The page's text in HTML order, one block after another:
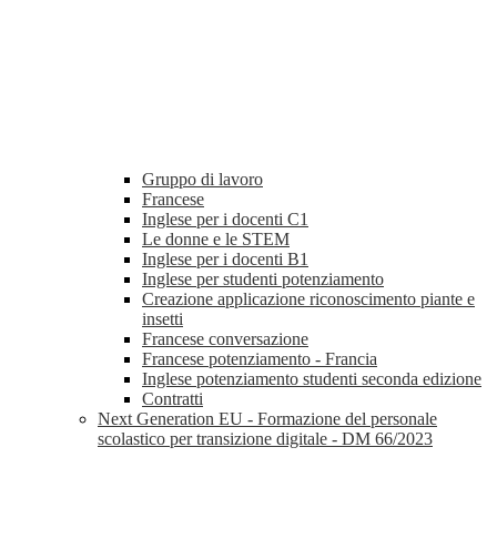
Gruppo di lavoro
Francese
Inglese per i docenti C1
Le donne e le STEM
Inglese per i docenti B1
Inglese per studenti potenziamento
Creazione applicazione riconoscimento piante e
insetti
Francese conversazione
Francese potenziamento - Francia
Inglese potenziamento studenti seconda edizione
Contratti
Next Generation EU - Formazione del personale
scolastico per transizione digitale - DM 66/2023